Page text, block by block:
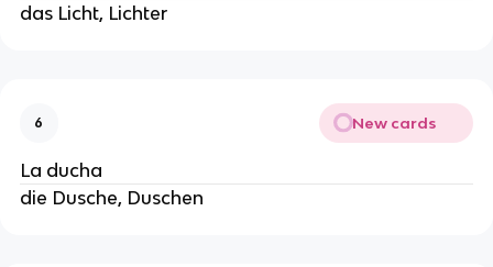
das Licht, Lichter
6 New cards
La ducha
die Dusche, Duschen